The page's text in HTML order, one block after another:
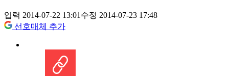
입력 2014-07-22 13:01수정 2014-07-23 17:48
선호매체 추가